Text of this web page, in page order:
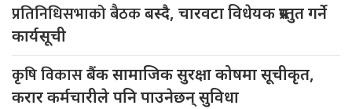
प्रतिनिधिसभाको बैठकबस्दै, चारवटा विधेयक प्रस्तुत गर्ने
कार्यसूची
कृषि विकासबैंक सामाजिक सुरक्षा कोषमा सूचीकृत,
करार कर्मचारीले पनि पाउनेछन् सुविधा